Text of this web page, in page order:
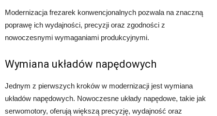
Modernizacja frezarek konwencjonalnych pozwala na znaczną
poprawę ich wydajności, precyzji oraz zgodności z
nowoczesnymi wymaganiami produkcyjnymi.
Wymiana układów napędowych
Jednym z pierwszych kroków w modernizacji jest wymiana
układów napędowych. Nowoczesne układy napędowe, takie jak
serwomotory, oferują większą precyzję, wydajność oraz